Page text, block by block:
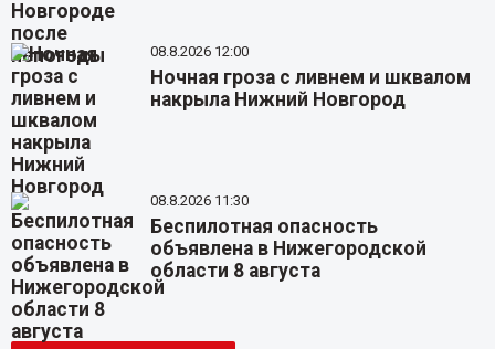
08.8.2026 12:00
Ночная гроза с ливнем и шквалом
накрыла Нижний Новгород
08.8.2026 11:30
Беспилотная опасность
объявлена в Нижегородской
области 8 августа